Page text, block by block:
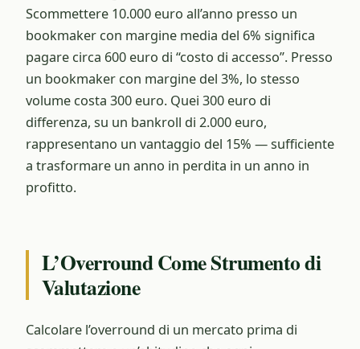
Scommettere 10.000 euro all’anno presso un
bookmaker con margine media del 6% significa
pagare circa 600 euro di “costo di accesso”. Presso
un bookmaker con margine del 3%, lo stesso
volume costa 300 euro. Quei 300 euro di
differenza, su un bankroll di 2.000 euro,
rappresentano un vantaggio del 15% — sufficiente
a trasformare un anno in perdita in un anno in
profitto.
L’Overround Come Strumento di
Valutazione
Calcolare l’overround di un mercato prima di